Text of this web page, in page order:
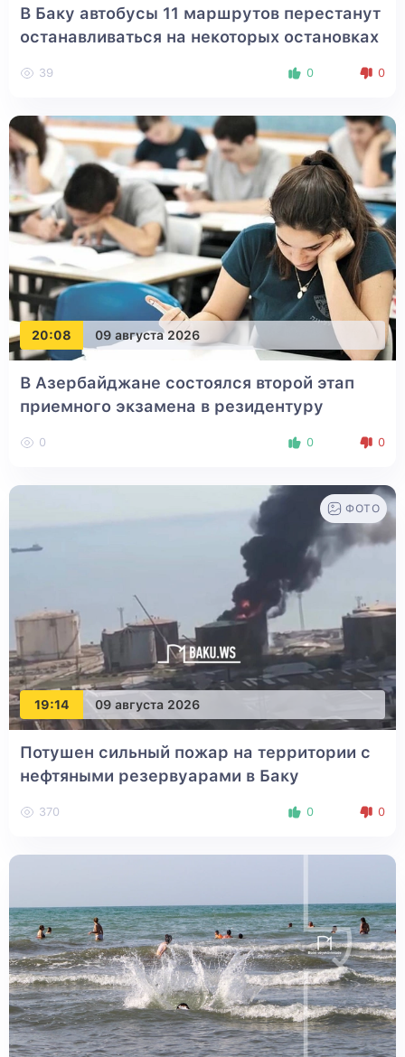
В Баку автобусы 11 маршрутов перестанут
останавливаться на некоторых остановках
39 0 0
20:08 09 августа 2026
В Азербайджане состоялся второй этап
приемного экзамена в резидентуру
0 0 0
19:14 09 августа 2026
ФОТО
Потушен сильный пожар на территории с
нефтяными резервуарами в Баку
370 0 0